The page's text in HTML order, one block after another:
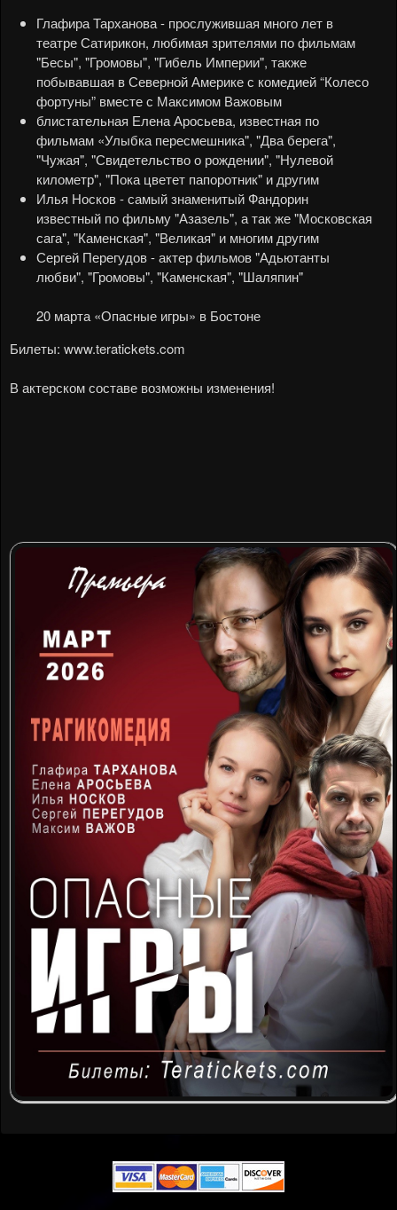
Глафира Тарханова - прослужившая много лет в
театре Сатирикон, любимая зрителями по фильмам
"Бесы", "Громовы", "Гибель Империи", также
побывавшая в Северной Америке с комедией “Колесо
фортуны” вместе с Максимом Важовым
блистательная Елена Аросьева, известная по
фильмам «Улыбка пересмешника", "Два берега",
"Чужая", "Свидетельство о рождении", "Нулевой
километр", "Пока цветет папоротник" и другим
Илья Носков - самый знаменитый Фандорин
известный по фильму "Азазель", а так же "Московская
сага", "Каменская", "Великая" и многим другим
Сергей Перегудов - актер фильмов "Адьютанты
любви", "Громовы", "Каменская", "Шаляпин"
20 марта «Опасные игры» в Бостоне
Билеты: www.teratickets.com
В актерском составе возможны изменения!